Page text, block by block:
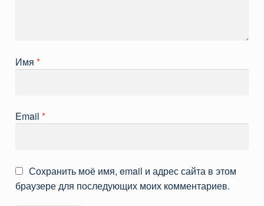
Имя *
Email *
Сохранить моё имя, email и адрес сайта в этом
браузере для последующих моих комментариев.